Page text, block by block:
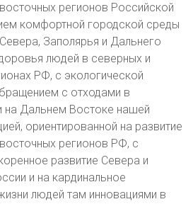
регионов Российской
комфортной городской среды
Заполярья и Дальнего
людей в северных и
РФ, с экологической
с отходами в
на Дальнем Востоке нашей
ориентированной на развитие
регионов РФ, с
развитие Севера и
и на кардинальное
людей там инновациями в